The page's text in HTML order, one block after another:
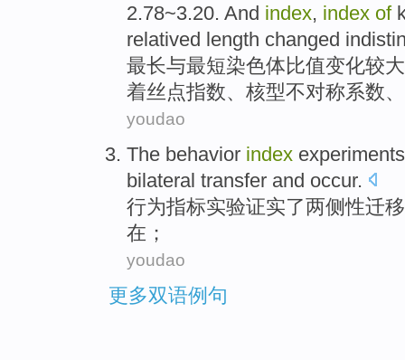
2.78~3.20. And index, index of
relatived length changed
最长与最短染色体比值变化较
着丝点指数、核型不对称系数、
youdao
The behavior index experiments
bilateral transfer and occur.
行为指标实验证实了两侧性迁移
在；
youdao
更多双语例句